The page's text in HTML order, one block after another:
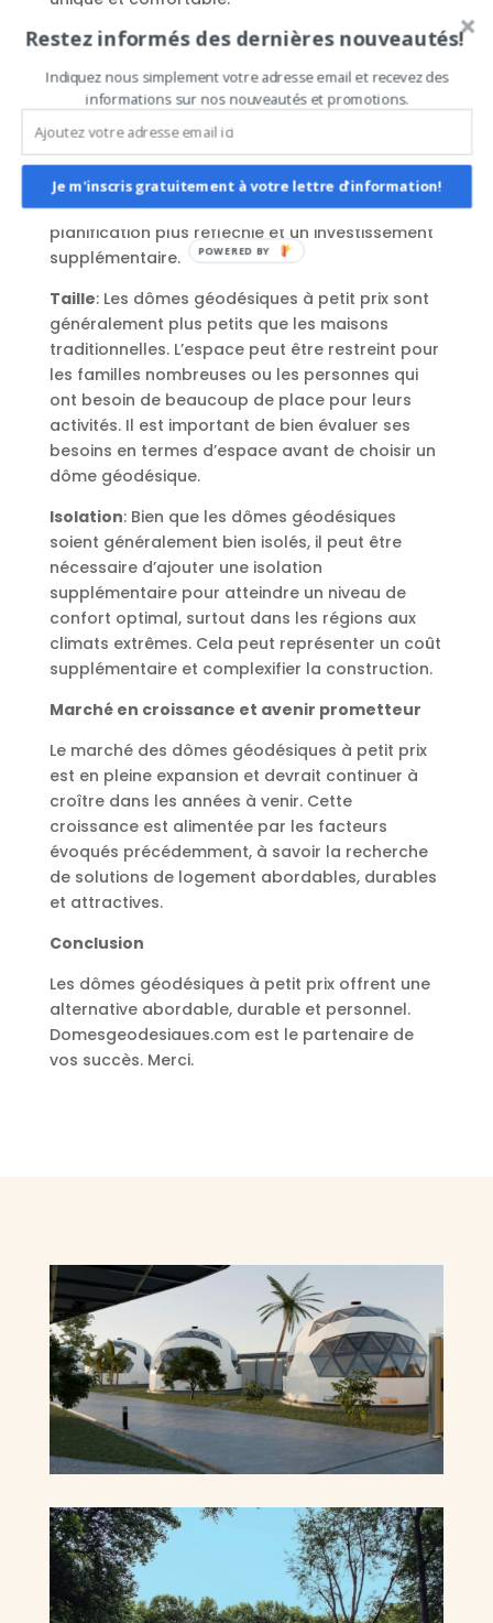
Inconvénients à prendre en compte
Forme circulaire: La forme circulaire des dômes
géodésiques peut compliquer l’agencement
intérieur et la disposition des meubles. Des
solutions existent, comme l’utilisation de
meubles sur mesure ou l’installation de cloisons
amovibles, mais cela peut nécessiter une
planification plus réfléchie et un investissement
supplémentaire.
Taille: Les dômes géodésiques à petit prix sont
généralement plus petits que les maisons
traditionnelles. L’espace peut être restreint pour
les familles nombreuses ou les personnes qui
ont besoin de beaucoup de place pour leurs
activités. Il est important de bien évaluer ses
besoins en termes d’espace avant de choisir un
dôme géodésique.
Isolation: Bien que les dômes géodésiques
soient généralement bien isolés, il peut être
nécessaire d’ajouter une isolation
supplémentaire pour atteindre un niveau de
confort optimal, surtout dans les régions aux
climats extrêmes. Cela peut représenter un coût
supplémentaire et complexifier la construction.
Marché en croissance et avenir prometteur
Le marché des dômes géodésiques à petit prix
est en pleine expansion et devrait continuer à
croître dans les années à venir. Cette
croissance est alimentée par les facteurs
évoqués précédemment, à savoir la recherche
de solutions de logement abordables, durables
et attractives.
Conclusion
Les dômes géodésiques à petit prix offrent une
alternative abordable, durable et personnel.
Domesgeodesiaues.com est le partenaire de
vos succès. Merci.
Restez informés des dernières nouveautés!
Indiquez nous simplement votre adresse email et recevez des
informations sur nos nouveautés et promotions.
Je m'inscris gratuitement à votre lettre d'information!
POWERED